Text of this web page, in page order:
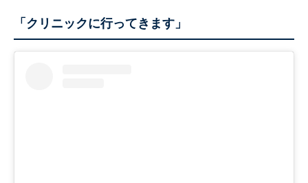
「クリニックに行ってきます」